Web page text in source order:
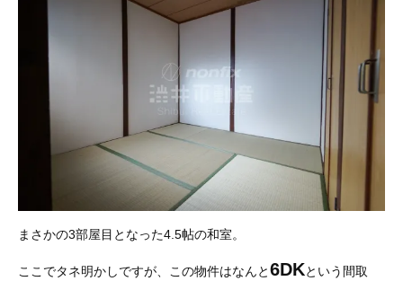
まさかの3部屋目となった4.5帖の和室。
ここでタネ明かしですが、この物件はなんと6DKという間取